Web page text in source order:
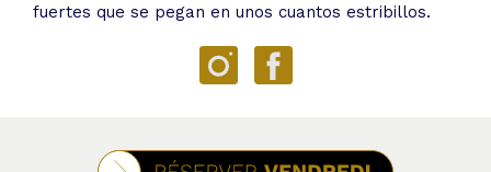
fuertes que se pegan en unos cuantos estribillos.